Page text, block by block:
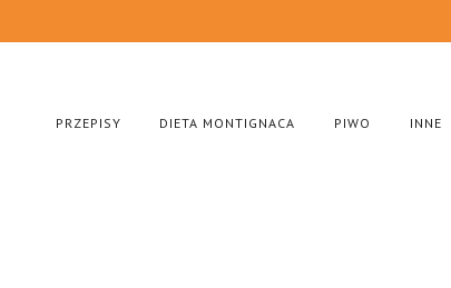
PRZEPISY DIETA MONTIGNACA PIWO INNE